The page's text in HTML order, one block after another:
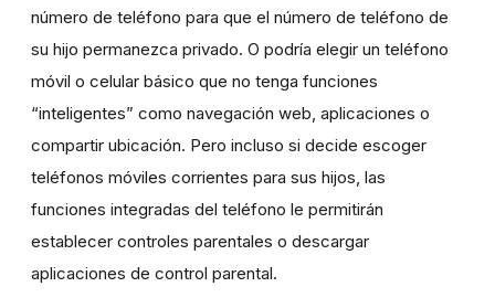
número de teléfono para que el número de teléfono de
su hijo permanezca privado. O podría elegir un teléfono
móvil o celular básico que no tenga funciones
“inteligentes” como navegación web, aplicaciones o
compartir ubicación. Pero incluso si decide escoger
teléfonos móviles corrientes para sus hijos, las
funciones integradas del teléfono le permitirán
establecer controles parentales o descargar
aplicaciones de control parental.